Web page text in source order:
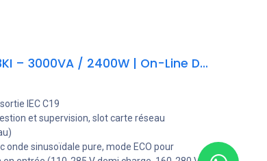
Onduleur APC Easy UPS SRV3KI – 3000VA / 2400W | On-Line Double Conversion | LCD | Garantie 2 ans
IEC C19
et supervision, slot carte réseau
onde sinusoïdale pure, mode ECO pour